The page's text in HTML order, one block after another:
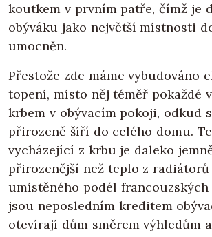
koutkem v prvním patře, čímž je
obýváku jako největší místnosti
umocněn.
Přestože zde máme vybudováno
topení, místo něj téměř pokaždé
krbem v obývacím pokoji, odkud
přirozeně šíří do celého domu.
vycházející z krbu je daleko
přirozenější než teplo z
umístěného podél francouzských
jsou neposledním kreditem
otevírají dům směrem výhledům